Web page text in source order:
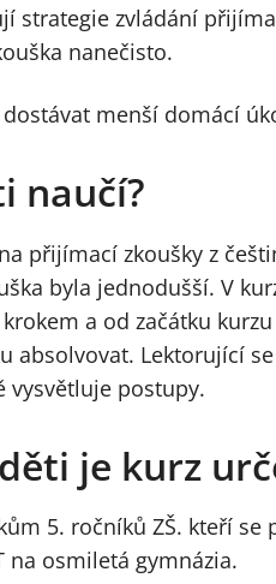
strategie zvládání
nanečisto.
menší domácí
naučí?
přijímací zkoušky z
byla jednodušší. V
a od začátku
absolvovat. Lektorující
vysvětluje postupy.
je kurz
5. ročníků ZŠ. kteří
na osmiletá gymnázia.